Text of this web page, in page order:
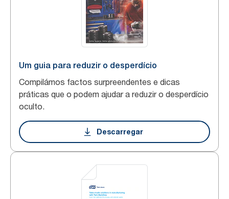
Um guia para reduzir o desperdício
Compilámos factos surpreendentes e dicas
práticas que o podem ajudar a reduzir o desperdício
oculto.
Descarregar